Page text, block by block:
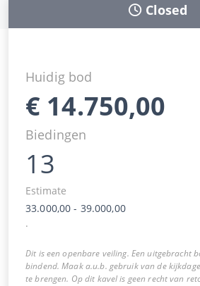
Closed
Huidig bod
€ 14.750,00
Biedingen
13
Estimate
33.000,00 - 39.000,00
.
Dit is een openbare veiling. Een uitgebracht
bindend. Maak a.u.b. gebruik van de
te brengen. Op dit kavel is geen recht van